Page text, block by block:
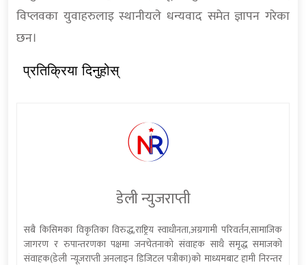
विप्लवका युवाहरुलाइ स्थानीयले धन्यवाद समेत ज्ञापन गरेका
छन।
प्रतिक्रिया दिनुहोस्
डेली न्युजराप्ती
सबै किसिमका विकृतिका विरुद्ध,राष्ट्रिय स्वाधीनता,अग्रगामी परिवर्तन,सामाजिक
जागरण र रुपान्तरणका पक्षमा जनचेतनाको संवाहक साथै समृद्ध समाजको
संवाहक(डेली न्यूजराप्ती अनलाइन डिजिटल पत्रीका)को माध्यमबाट हामी निरन्तर